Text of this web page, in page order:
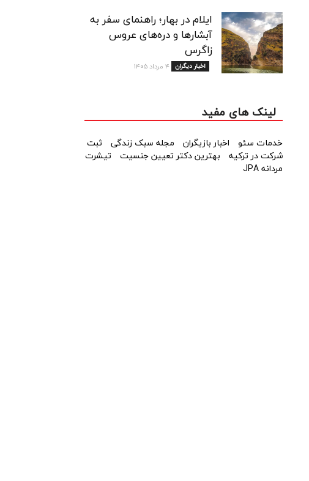
ایلام در بهار؛ راهنمای سفر به
آبشارها و دره‌های عروس
زاگرس
اخبار دیگران ۴ مرداد ۱۴۰۵
لینک های مفید
خدمات سئو اخبار بازیگران مجله سبک زندگی
ثبت
شرکت در ترکیه
بهترین دکتر تعیین جنسیت
تیشرت
مردانه JPA